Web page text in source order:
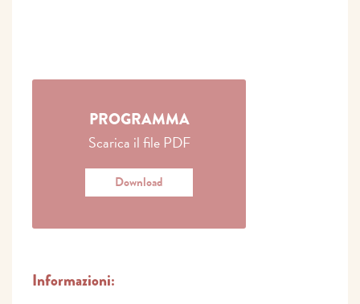
PROGRAMMA
Scarica il file PDF
Download
Informazioni: